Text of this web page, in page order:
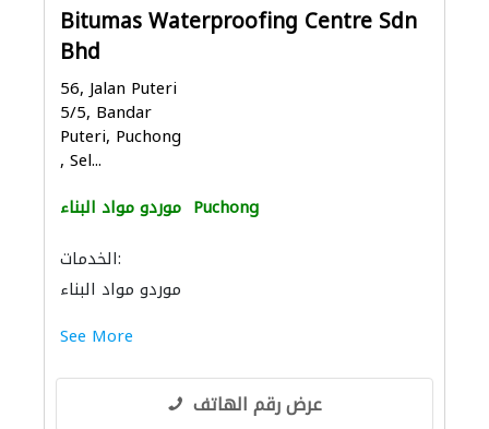
Bitumas Waterproofing Centre Sdn
Bhd
56, Jalan Puteri
5/5, Bandar
Puteri, Puchong
, Sel...
موردو مواد البناء Puchong
الخدمات:
موردو مواد البناء
See More
عرض رقم الهاتف